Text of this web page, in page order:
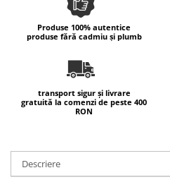
Produse 100% autentice
produse fără cadmiu și plumb
transport sigur și livrare
gratuită la comenzi de peste 400
RON
Descriere